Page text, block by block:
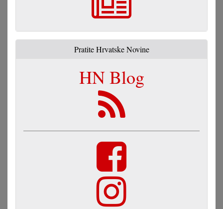
Pratite Hrvatske Novine
HN Blog